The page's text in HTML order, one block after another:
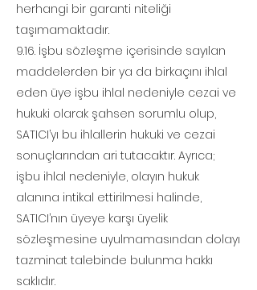
herhangi bir garanti niteliği
taşımamaktadır.
9.16. İşbu sözleşme içerisinde sayılan
maddelerden bir ya da birkaçını ihlal
eden üye işbu ihlal nedeniyle cezai ve
hukuki olarak şahsen sorumlu olup,
SATICI’yı bu ihlallerin hukuki ve cezai
sonuçlarından ari tutacaktır. Ayrıca;
işbu ihlal nedeniyle, olayın hukuk
alanına intikal ettirilmesi halinde,
SATICI’nın üyeye karşı üyelik
sözleşmesine uyulmamasından dolayı
tazminat talebinde bulunma hakkı
saklıdır.